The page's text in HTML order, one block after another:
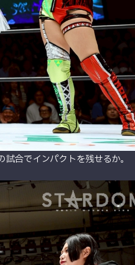
合でインパクトを残せるか。